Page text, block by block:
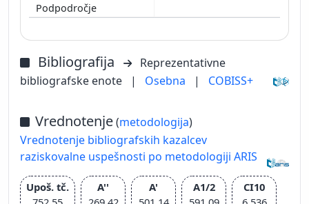
Bibliografija
Reprezentativne
bibliografske enote
| Osebna | COBISS+
Vrednotenje(metodologija)
Vrednotenje bibliografskih kazalcev
raziskovalne uspešnosti po metodologiji ARIS
Upoš. tč.
A''
A'
A1/2
CI10